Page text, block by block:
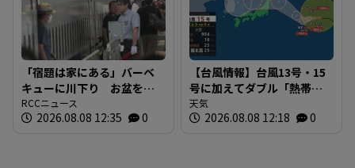
「宿題は家にある」バーベ
キューに川下り お盆をふ
るさとで 帰省ラッシュピ
ークで新幹線の下りはほぼ
RCCニュース
2026.08.08 12:35 0
【台風情報】台風13号・15
号に加えてダブル「熱帯低
気圧」発生へ 15号はお盆
に日本直撃か ※18日まで
天気
2026.08.08 12:18 0